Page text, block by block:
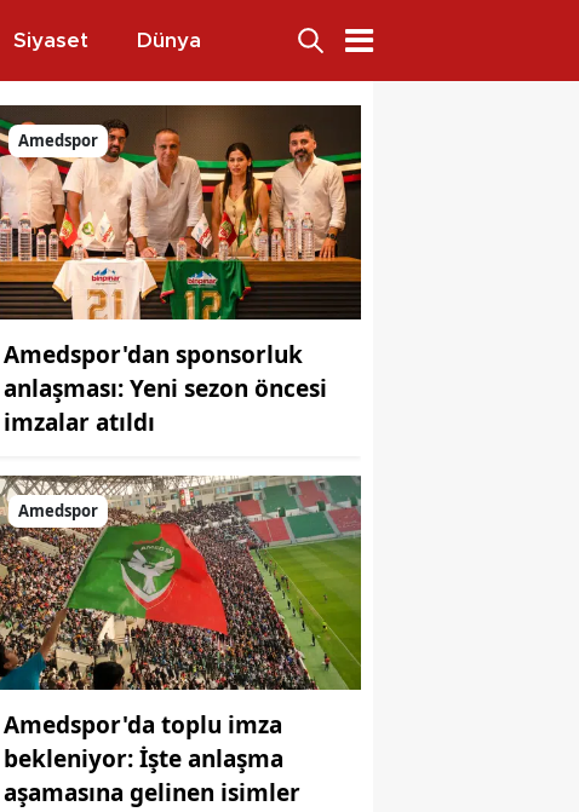
Siyaset Dünya
Amedspor
Amedspor'dan sponsorluk
anlaşması: Yeni sezon öncesi
imzalar atıldı
Amedspor
Amedspor'da toplu imza
bekleniyor: İşte anlaşma
aşamasına gelinen isimler